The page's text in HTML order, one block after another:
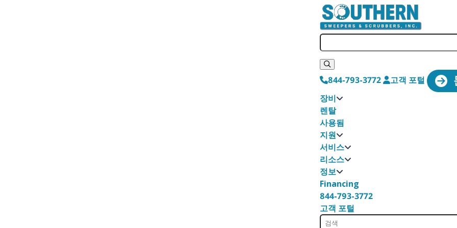
844-793-3772 고객 포털
장비
렌탈
사용됨
지원
서비스
리소스
정보
Financing
844-793-3772
고객 포털